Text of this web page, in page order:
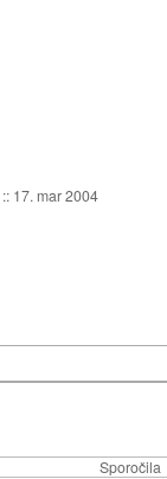
:: 17. mar 2004
Sporočila